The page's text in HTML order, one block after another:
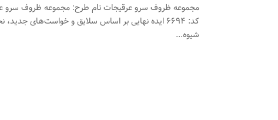
مجموعه ظروف سرو عرقیجات نام طرح: مجموعه ظروف سرو
کد: ۶۶۹۴ ایده نهایی بر اساس سلایق و خواست‌های
شیوه...